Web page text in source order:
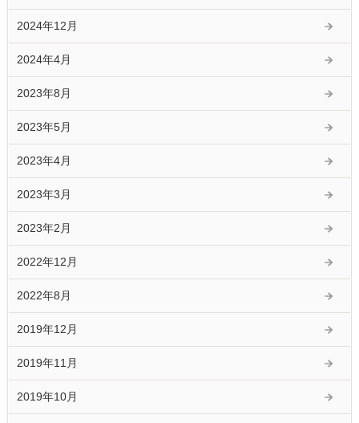
2024年12月
2024年4月
2023年8月
2023年5月
2023年4月
2023年3月
2023年2月
2022年12月
2022年8月
2019年12月
2019年11月
2019年10月